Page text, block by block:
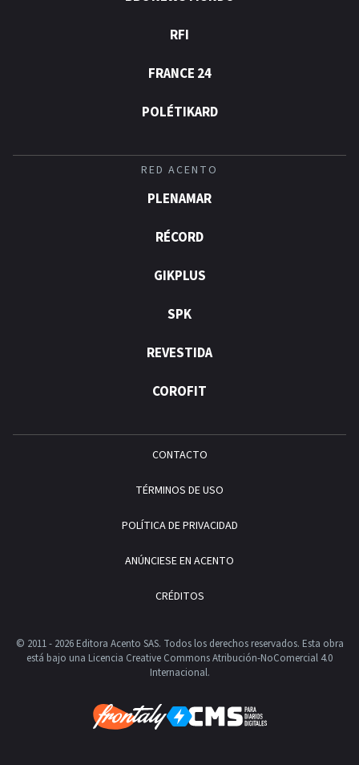
RFI
FRANCE 24
POLÉTIKARD
RED ACENTO
PLENAMAR
RÉCORD
GIKPLUS
SPK
REVESTIDA
COROFIT
CONTACTO
TÉRMINOS DE USO
POLÍTICA DE PRIVACIDAD
ANÚNCIESE EN ACENTO
CRÉDITOS
© 2011 - 2026 Editora Acento SAS. Todos los derechos reservados. Esta obra
está bajo una Licencia Creative Commons Atribución-NoComercial 4.0
Internacional.